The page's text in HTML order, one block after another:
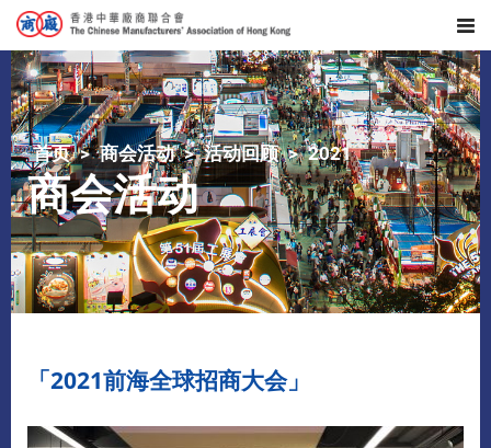
首页 商会活动 活动回顾 2021
商会活动
「2021前海全球招商大会」